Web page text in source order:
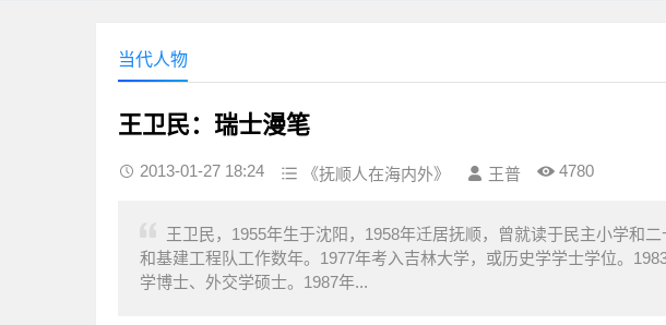
当代人物
王卫民：瑞士漫笔
2013-01-27 18:24 《抚顺人在海内外》 王普 4780
王卫民，1955年生于沈阳，1958年迁居抚顺，曾就读于民主小学和
和基建工程队工作数年。1977年考入吉林大学，或历史学学士学位。
学博士、外交学硕士。1987年...